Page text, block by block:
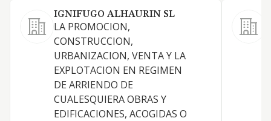
IGNIFUGO ALHAURIN SL
LA PROMOCION,
CONSTRUCCION,
URBANIZACION, VENTA Y LA
EXPLOTACION EN REGIMEN
DE ARRIENDO DE
CUALESQUIERA OBRAS Y
EDIFICACIONES, ACOGIDAS O